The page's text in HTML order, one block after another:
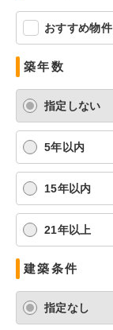
おすすめ物件
築年数
指定しない
5年以内
15年以内
21年以上
建築条件
指定なし